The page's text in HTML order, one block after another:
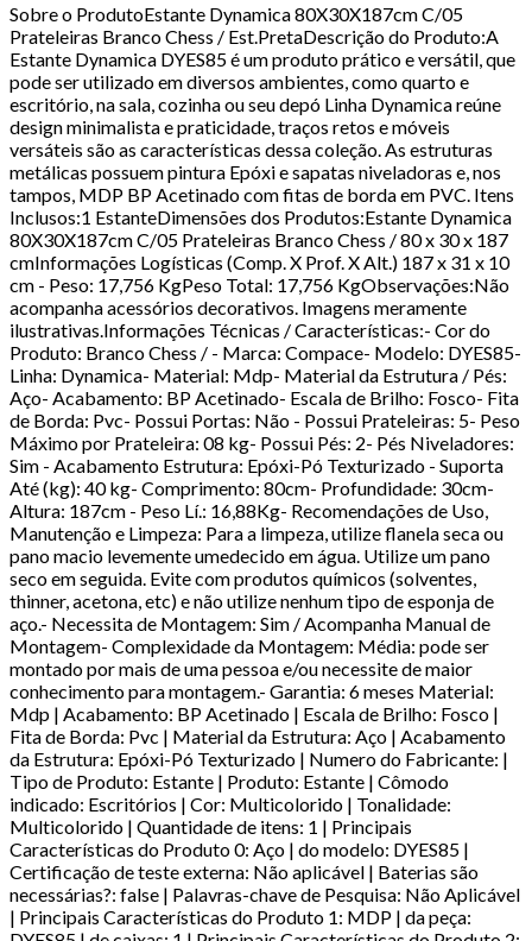
Sobre o ProdutoEstante Dynamica 80X30X187cm C/05
Prateleiras Branco Chess / Est.PretaDescrição do Produto:A
Estante Dynamica DYES85 é um produto prático e versátil, que
pode ser utilizado em diversos ambientes, como quarto e
escritório, na sala, cozinha ou seu depó Linha Dynamica reúne
design minimalista e praticidade, traços retos e móveis
versáteis são as características dessa coleção. As estruturas
metálicas possuem pintura Epóxi e sapatas niveladoras e, nos
tampos, MDP BP Acetinado com fitas de borda em PVC. Itens
Inclusos:1 EstanteDimensões dos Produtos:Estante Dynamica
80X30X187cm C/05 Prateleiras Branco Chess / 80 x 30 x 187
cmInformações Logísticas (Comp. X Prof. X Alt.) 187 x 31 x 10
cm - Peso: 17,756 KgPeso Total: 17,756 KgObservações:Não
acompanha acessórios decorativos. Imagens meramente
ilustrativas.Informações Técnicas / Características:- Cor do
Produto: Branco Chess / - Marca: Compace- Modelo: DYES85-
Linha: Dynamica- Material: Mdp- Material da Estrutura / Pés:
Aço- Acabamento: BP Acetinado- Escala de Brilho: Fosco- Fita
de Borda: Pvc- Possui Portas: Não - Possui Prateleiras: 5- Peso
Máximo por Prateleira: 08 kg- Possui Pés: 2- Pés Niveladores:
Sim - Acabamento Estrutura: Epóxi-Pó Texturizado - Suporta
Até (kg): 40 kg- Comprimento: 80cm- Profundidade: 30cm-
Altura: 187cm - Peso Lí.: 16,88Kg- Recomendações de Uso,
Manutenção e Limpeza: Para a limpeza, utilize flanela seca ou
pano macio levemente umedecido em água. Utilize um pano
seco em seguida. Evite com produtos químicos (solventes,
thinner, acetona, etc) e não utilize nenhum tipo de esponja de
aço.- Necessita de Montagem: Sim / Acompanha Manual de
Montagem- Complexidade da Montagem: Média: pode ser
montado por mais de uma pessoa e/ou necessite de maior
conhecimento para montagem.- Garantia: 6 meses Material:
Mdp | Acabamento: BP Acetinado | Escala de Brilho: Fosco |
Fita de Borda: Pvc | Material da Estrutura: Aço | Acabamento
da Estrutura: Epóxi-Pó Texturizado | Numero do Fabricante: |
Tipo de Produto: Estante | Produto: Estante | Cômodo
indicado: Escritórios | Cor: Multicolorido | Tonalidade:
Multicolorido | Quantidade de itens: 1 | Principais
Características do Produto 0: Aço | do modelo: DYES85 |
Certificação de teste externa: Não aplicável | Baterias são
necessárias?: false | Palavras-chave de Pesquisa: Não Aplicável
| Principais Características do Produto 1: MDP | da peça: